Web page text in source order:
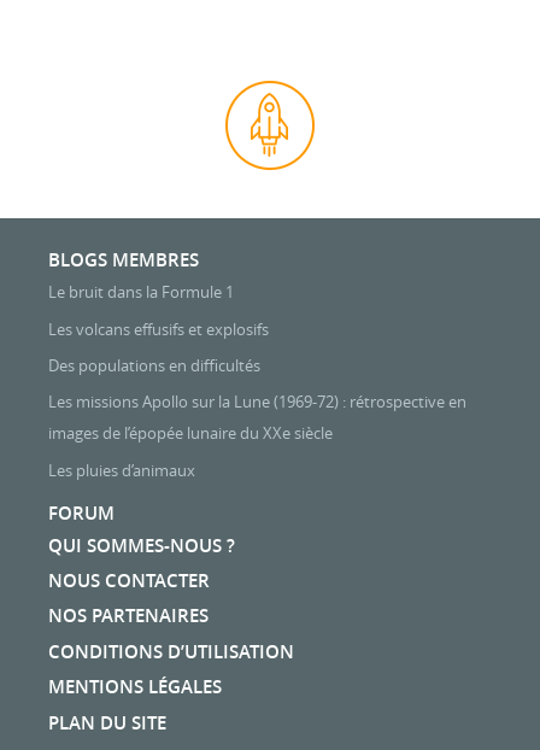
BLOGS MEMBRES
Le bruit dans la Formule 1
Les volcans effusifs et explosifs
Des populations en difficultés
Les missions Apollo sur la Lune (1969-72) : rétrospective en
images de l’épopée lunaire du XXe siècle
Les pluies d’animaux
FORUM
QUI SOMMES-NOUS ?
NOUS CONTACTER
NOS PARTENAIRES
CONDITIONS D’UTILISATION
MENTIONS LÉGALES
PLAN DU SITE